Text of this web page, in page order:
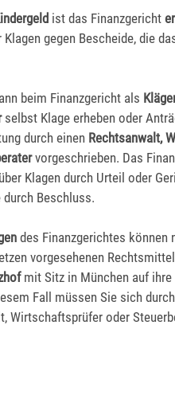
ist das Finanzgericht
gegen Bescheide, die
beim Finanzgericht als
selbst Klage erheben oder
durch einen Rechtsanwalt,
vorgeschrieben. Das
Klagen durch Urteil oder
durch Beschluss.
des Finanzgerichtes können
vorgesehenen
mit Sitz in München auf ihre
Fall müssen Sie sich
Wirtschaftsprüfer oder